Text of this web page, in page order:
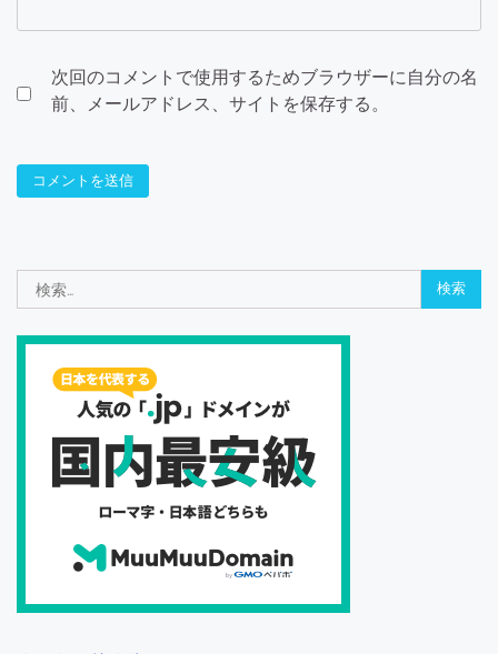
次回のコメントで使用するためブラウザーに自分の名
前、メールアドレス、サイトを保存する。
索: